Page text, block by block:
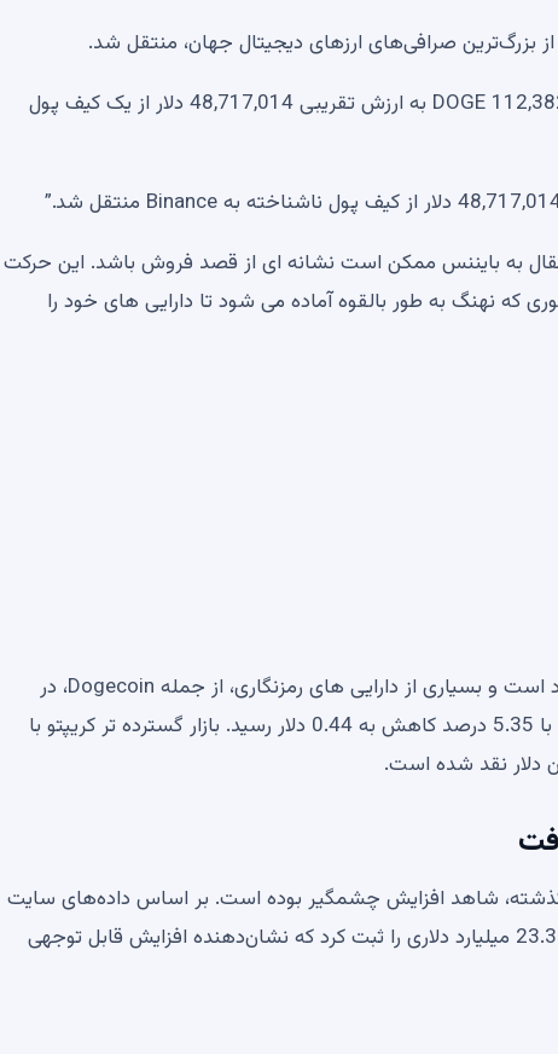
ردیاب داده‌های بلاک‌چین Whale Alert از انتقال گسترده 112,382,564 DOGE به ارزش تقریبی 48,717,014 دلار از یک کیف پول
به بایننس ممکن است نشانه ای از قصد فروش باشد. این حرکت
که نهنگ به طور بالقوه آماده می شود تا دارایی های خود را
این تراکنش در زمانی انجام می شود که بازار در فرآیند کسب سود است و بسیاری از دارایی های رمزنگاری، از جمله Dogecoin، در
حال معامله هستند. Dogecoin (DOGE) در 24 ساعت گذشته با 5.35 درصد کاهش به 0.44 دلار رسید. بازار گسترده تر کریپتو با
41 درصدی حجم معاملات در 24 ساعت گذشته، شاهد افزایش چشمگیر بوده است. بر اساس داده‌های سایت
تحلیلی IntoTheBlock، Dogecoin حجم معاملات گسترده‌ای 23.35 میلیارد دلاری را ثبت کرد که نشان‌دهنده افزایش قابل توجهی